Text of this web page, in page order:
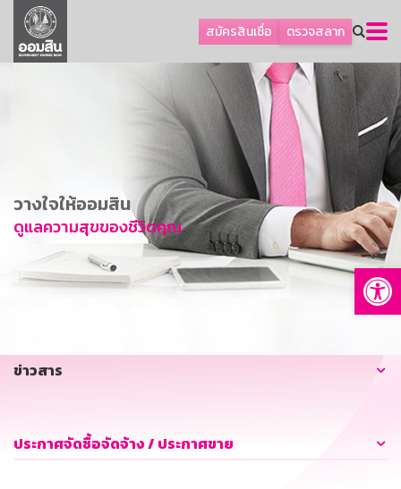
สมัครสินเชื่อ ตรวจสลาก
ลูกค้าธุรกิจ
ลูกค้าผู้ประกอบรายย่อย
การพัฒนาที่ยั่งยืน
ข่าวสาร
บริการทางการเงิน
อื่นๆ
วางใจให้ออมสิน
ดูแลความสุขของชีวิตคุณ
ข่าวสาร
ประกาศจัดซื้อจัดจ้าง / ประกาศขาย